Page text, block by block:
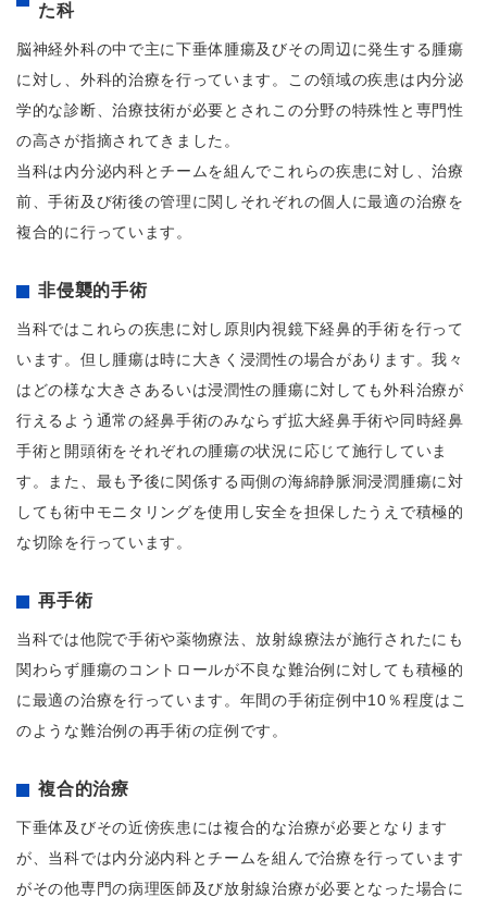
た科
脳神経外科の中で主に下垂体腫瘍及びその周辺に発生する腫瘍
に対し、外科的治療を行っています。この領域の疾患は内分泌
学的な診断、治療技術が必要とされこの分野の特殊性と専門性
の高さが指摘されてきました。
当科は内分泌内科とチームを組んでこれらの疾患に対し、治療
前、手術及び術後の管理に関しそれぞれの個人に最適の治療を
複合的に行っています。
非侵襲的手術
当科ではこれらの疾患に対し原則内視鏡下経鼻的手術を行って
います。但し腫瘍は時に大きく浸潤性の場合があります。我々
はどの様な大きさあるいは浸潤性の腫瘍に対しても外科治療が
行えるよう通常の経鼻手術のみならず拡大経鼻手術や同時経鼻
手術と開頭術をそれぞれの腫瘍の状況に応じて施行していま
す。また、最も予後に関係する両側の海綿静脈洞浸潤腫瘍に対
しても術中モニタリングを使用し安全を担保したうえで積極的
な切除を行っています。
再手術
当科では他院で手術や薬物療法、放射線療法が施行されたにも
関わらず腫瘍のコントロールが不良な難治例に対しても積極的
に最適の治療を行っています。年間の手術症例中10％程度はこ
のような難治例の再手術の症例です。
複合的治療
下垂体及びその近傍疾患には複合的な治療が必要となります
が、当科では内分泌内科とチームを組んで治療を行っています
がその他専門の病理医師及び放射線治療が必要となった場合に